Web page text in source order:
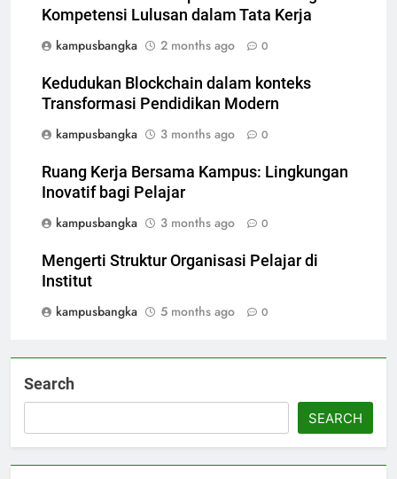
Kompetensi Lulusan dalam Tata Kerja
kampusbangka
2 months ago 0
Kedudukan Blockchain dalam konteks
Transformasi Pendidikan Modern
kampusbangka
3 months ago 0
Ruang Kerja Bersama Kampus: Lingkungan
Inovatif bagi Pelajar
kampusbangka
3 months ago 0
Mengerti Struktur Organisasi Pelajar di
Institut
kampusbangka
5 months ago 0
Search
SEARCH